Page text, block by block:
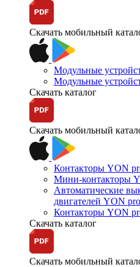
Скачать мобильный
Модульные
Модульные
Скачать каталог
Скачать мобильный
Контакторы YON
Мини-контакторы
Автоматические
двигателей YON pro
Контакторы YON
Скачать каталог
Скачать мобильный